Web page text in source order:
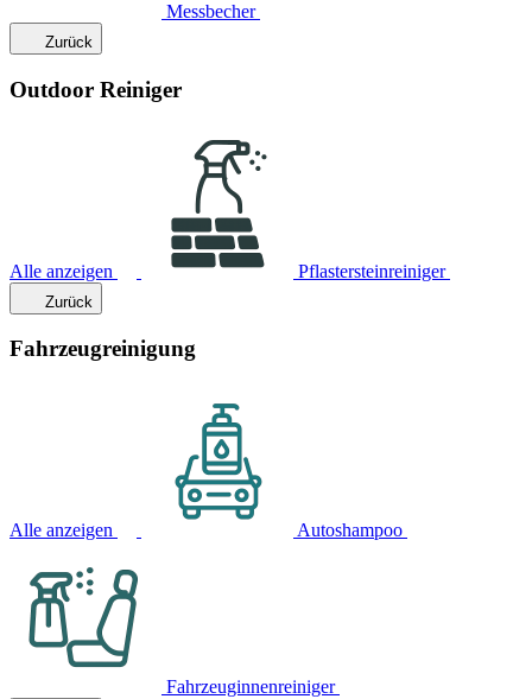
Messbecher
Zurück
Outdoor Reiniger
Alle anzeigen Pflastersteinreiniger
Zurück
Fahrzeugreinigung
Alle anzeigen Autoshampoo
Fahrzeuginnenreiniger